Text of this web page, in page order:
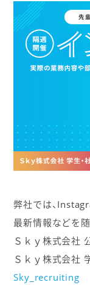
弊社では、
最新情報などを
Ｓｋｙ株式会社
Ｓｋｙ株式会社
Sky_recruiting